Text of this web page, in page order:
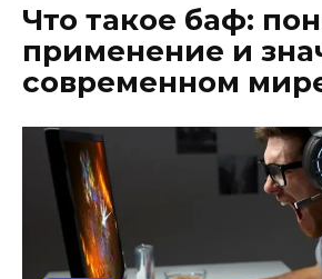
Что такое баф:
применение и
современном